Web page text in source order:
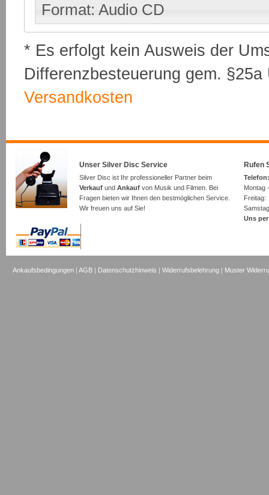
Format: Audio CD
* Es erfolgt kein Ausweis der
Differenzbesteuerung gem.
Versandkosten
Unser Silver Disc Service
Silver Disc ist Ihr professioneller Partner beim
Verkauf und Ankauf von Musik und Filmen. Bei
Fragen bieten wir Ihnen den bestmöglichen Service.
Wir freuen uns auf Sie!
Rufen
Montag
Uns
Ankaufsbedingungen |AGB | Datenschutzhinweis |Widerrufsbelehrung | Muster